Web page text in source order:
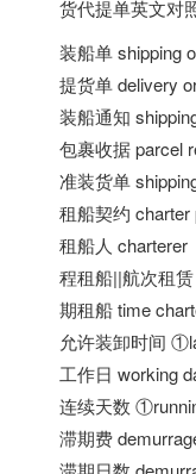
货代提单英文对
装船单 shipping
提货单 delivery
装船通知
包裹收据 parcel
准装货单
租船契约 charter
租船人 charterer
程租船||航次租
期租船 time
允许装卸时间
工作日 working
连续天数
滞期费